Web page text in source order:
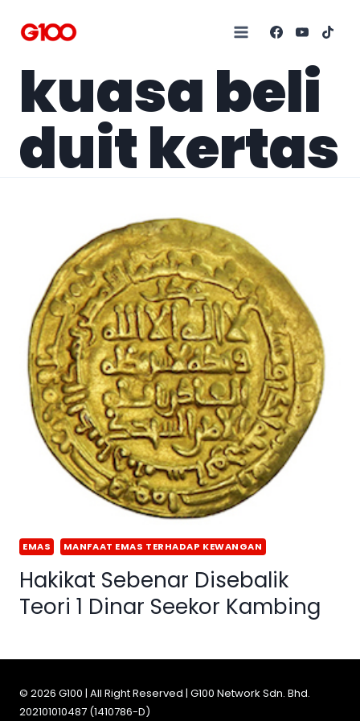
kuasa beli
duit kertas
EMAS MANFAAT EMAS TERHADAP KEWANGAN
Hakikat Sebenar Disebalik
Teori 1 Dinar Seekor Kambing
© 2026 G100 | All Right Reserved | G100 Network Sdn. Bhd.
202101010487 (1410786-D)